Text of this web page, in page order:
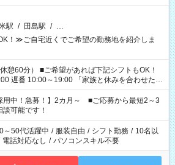
駅 / 田島駅 / …
！≫ご自宅近くでご希望の勤務地を紹介しま
れば下記シフトもOK！
～19:00 「家族と休みを合わせた
って夕飯の準備がしたい」 「できれば残業はし
希望を教えてくださいね。 ※Wワーク希望
お仕事で希望する勤務時間と、もう1つのお仕事
計で週40時間を超える場合は応募できません。
用中！急募！】2カ月～ ■ご応募から最短2～3
可能です！
～50代活躍中 / 服装自由 / シフト勤務 / 10名以
電話対応なし / パソコンスキル不要